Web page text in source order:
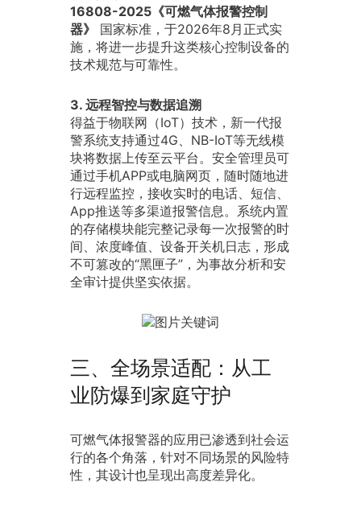
16808-2025《可燃气体报警控制
器》
国家标准，于2026年8月正式实
施，将进一步提升这类核心控制设备的
技术规范与可靠性。
3. 远程智控与数据追溯
得益于物联网（IoT）技术，新一代报
警系统支持通过4G、NB-IoT等无线模
块将数据上传至云平台。安全管理员可
通过手机APP或电脑网页，随时随地进
行远程监控，接收实时的电话、短信、
App推送等多渠道报警信息。系统内置
的存储模块能完整记录每一次报警的时
间、浓度峰值、设备开关机日志，形成
不可篡改的“黑匣子”，为事故分析和安
全审计提供坚实依据。
三、全场景适配：从工
业防爆到家庭守护
可燃气体报警器的应用已渗透到社会运
行的各个角落，针对不同场景的风险特
性，其设计也呈现出高度差异化。